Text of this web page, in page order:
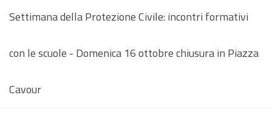
Settimana della Protezione Civile: incontri formativi
con le scuole - Domenica 16 ottobre chiusura in Piazza
Cavour